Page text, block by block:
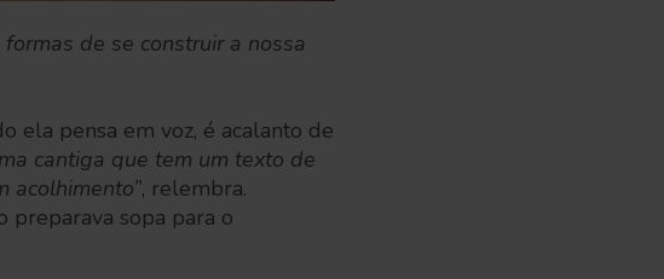
de se construir a nossa
ela pensa em voz, é acalanto de
cantiga que tem um texto de
acolhimento”, relembra.
preparava sopa para o